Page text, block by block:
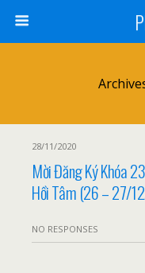
28/11/2020
Mời Đăng Ký Khóa
Hồi Tâm (26 – 27/
NO RESPONSES